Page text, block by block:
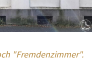
"Fremdenzimmer".